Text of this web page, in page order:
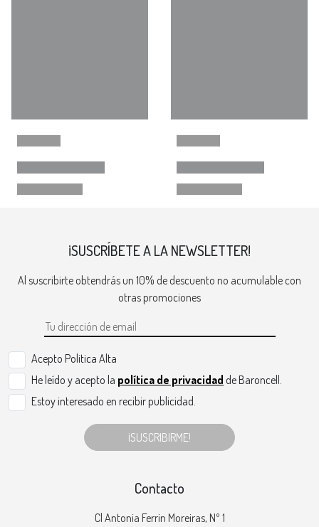
¡SUSCRÍBETE A LA NEWSLETTER!
Al suscribirte obtendrás un 10% de descuento no acumulable con
otras promociones
Acepto Politica Alta
He leído y acepto la política de privacidad de Baroncell.
Estoy interesado en recibir publicidad.
¡SUSCRIBIRME!
Contacto
Cl Antonia Ferrin Moreiras, Nº 1